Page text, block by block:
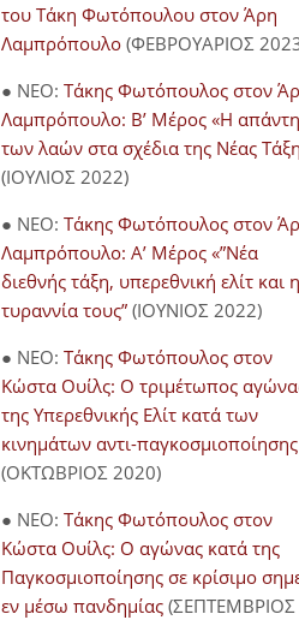
του Τάκη Φωτόπουλου στον Άρη
Λαμπρόπουλο(ΦΕΒΡΟΥΑΡΙΟΣ
● NEO: Τάκης Φωτόπουλος στον
Λαμπρόπουλο: Β’ Μέρος «Η
των λαών στα σχέδια της Νέας
(ΙΟΥΛΙΟΣ 2022)
● NEO: Τάκης Φωτόπουλος στον
Λαμπρόπουλο: Α’ Μέρος «”Νέα
διεθνής τάξη, υπερεθνική ελίτ και η
τυραννία τους” (ΙΟΥΝΙΟΣ 2022)
● NEO: Τάκης Φωτόπουλος στον
Κώστα Ουίλς: Ο τριμέτωπος
της Υπερεθνικής Ελίτ κατά των
κινημάτων αντι-παγκοσμιοποίησης
(ΟΚΤΩΒΡΙΟΣ 2020)
● NEO: Τάκης Φωτόπουλος στον
Κώστα Ουίλς: Ο αγώνας κατά της
Παγκοσμιοποίησης σε κρίσιμο
εν μέσω πανδημίας (ΣΕΠΤΕΜΒΡΙΟΣ